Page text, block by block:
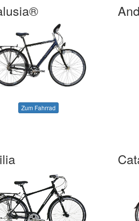
Zum Fahrrad